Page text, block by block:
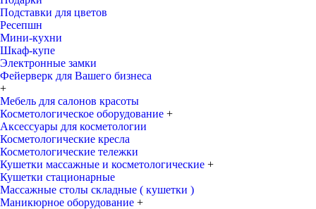
Подставки для цветов
Ресепшн
Мини-кухни
Шкаф-купе
Электронные замки
Фейерверк для Вашего бизнеса
+
Мебель для салонов красоты
Косметологическое оборудование +
Аксессуары для косметологии
Косметологические кресла
Косметологические тележки
Кушетки массажные и косметологические +
Кушетки стационарные
Массажные столы складные ( кушетки )
Маникюрное оборудование +